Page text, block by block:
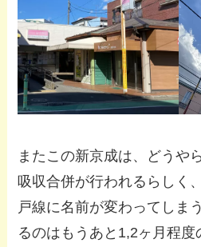
またこの新京成は、どうや
吸収合併が行われるらしく
戸線に名前が変わってしま
るのはもうあと1,2ヶ月程度